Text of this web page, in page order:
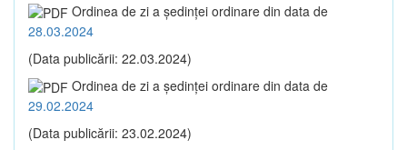
Ordinea de zi a şedinţei ordinare din data de
28.03.2024
(Data publicării: 22.03.2024)
Ordinea de zi a şedinţei ordinare din data de
29.02.2024
(Data publicării: 23.02.2024)